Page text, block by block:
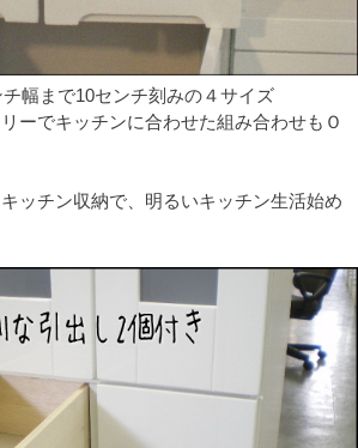
幅まで10センチ刻みの４サイズ
ーでキッチンに合わせた組み合わせもＯ
ッチン収納で、明るいキッチン生活始め